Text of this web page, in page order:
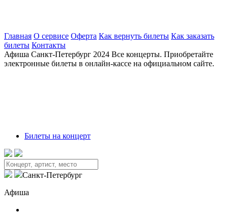
Главная О сервисе Оферта Как вернуть билеты Как заказать
билеты Контакты
Афиша Санкт-Петербург 2024 Все концерты. Приобретайте
электронные билеты в онлайн-кассе на официальном сайте.
Билеты на концерт
Санкт-Петербург
Афиша